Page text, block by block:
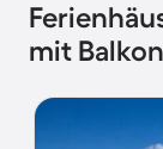
mit Balkon